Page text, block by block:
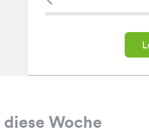
diese Woche